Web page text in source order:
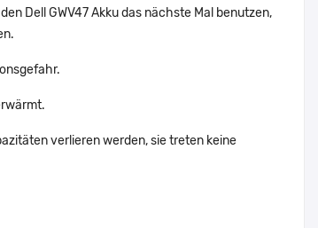
Dell GWV47 Akku das nächste Mal benutzen,
verlieren werden, sie treten keine